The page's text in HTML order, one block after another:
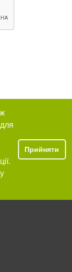
Прийняти